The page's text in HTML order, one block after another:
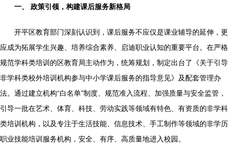
一、 政策引领，构建课后服务新格局
开平区教育部门深刻认识到，课后服务不应仅是课业辅导的延伸，更
应成为拓展学生兴趣、培养综合素养、启迪职业认知的重要平台。在严格
规范学科类培训的区教育局主动作为，统筹规划，制定出台了《关于引导
非学科类校外培训机构参与中小学课后服务的指导意见》及配套管理办
法。通过建立机构“白名单”制度、规范准入流程、加强质量与安全监管，
引导一批在艺术、体育、科技、劳动实践等领域有特色、有资质的非学科
类培训机构，以及专注于生活技能、信息技术、手工制作等领域的非学历
职业技能培训服务机构，安全、有序、高质量地进入校园。